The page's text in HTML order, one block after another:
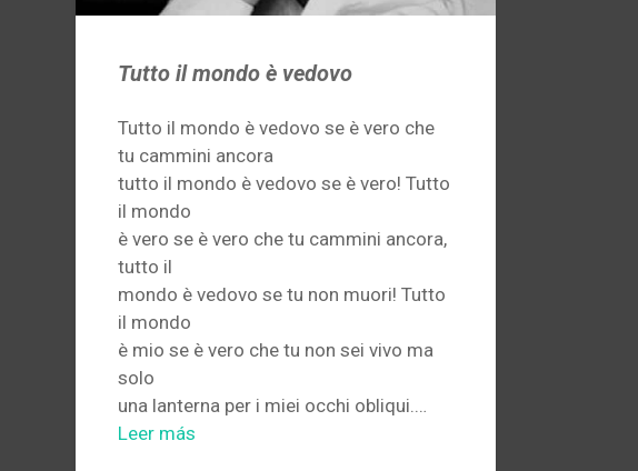
Tutto il mondo è vedovo
Tutto il mondo è vedovo se è vero che
tu cammini ancora
tutto il mondo è vedovo se è vero! Tutto
il mondo
è vero se è vero che tu cammini ancora,
tutto il
mondo è vedovo se tu non muori! Tutto
il mondo
è mio se è vero che tu non sei vivo ma
solo
una lanterna per i miei occhi obliqui.…
Leer más